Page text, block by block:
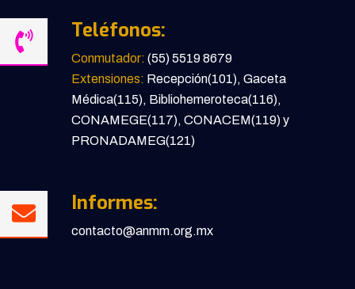
Teléfonos:
Conmutador: (55) 5519 8679
Extensiones: Recepción(101), Gaceta
Médica(115), Bibliohemeroteca(116),
CONAMEGE(117), CONACEM(119) y
PRONADAMEG(121)
Informes:
contacto@anmm.org.mx